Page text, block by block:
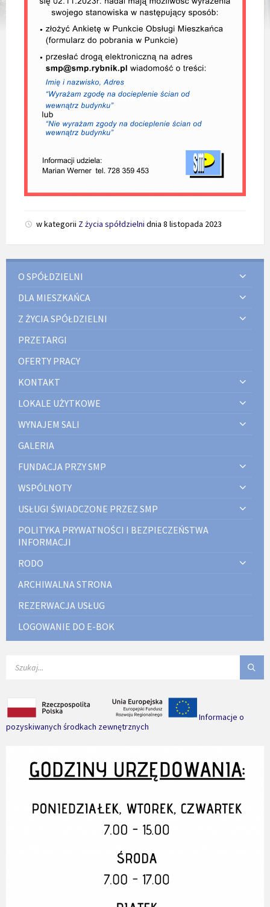
w kategorii Z życia spółdzielni dnia 8 listopada 2023
O SPÓŁDZIELNI
DLA MIESZKAŃCA
Z ŻYCIA SPÓŁDZIELNI
PRZETARGI
OFERTY PRACY
KONTAKT
LOKALE UŻYTKOWE
WYNAJEM SALI
GALERIA
FUNDACJA PRZY SMP
WSPÓLNOTY
USŁUGI ŚWIADCZONE PRZEZ SMP
POLITYKA PRYWATNOŚCI I BEZPIECZEŃSTWA
INFORMACJI
RODO
ARCHIWALNA STRONA
REZERWACJA USŁUG
LOGOWANIE DO E-BOK
Informacje o
pozyskiwanych środkach zewnętrznych